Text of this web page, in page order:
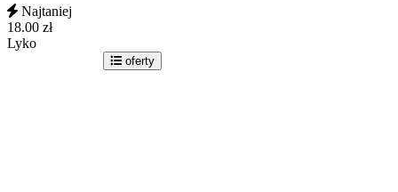
Najtaniej
18.00 zł
Lyko
oferty